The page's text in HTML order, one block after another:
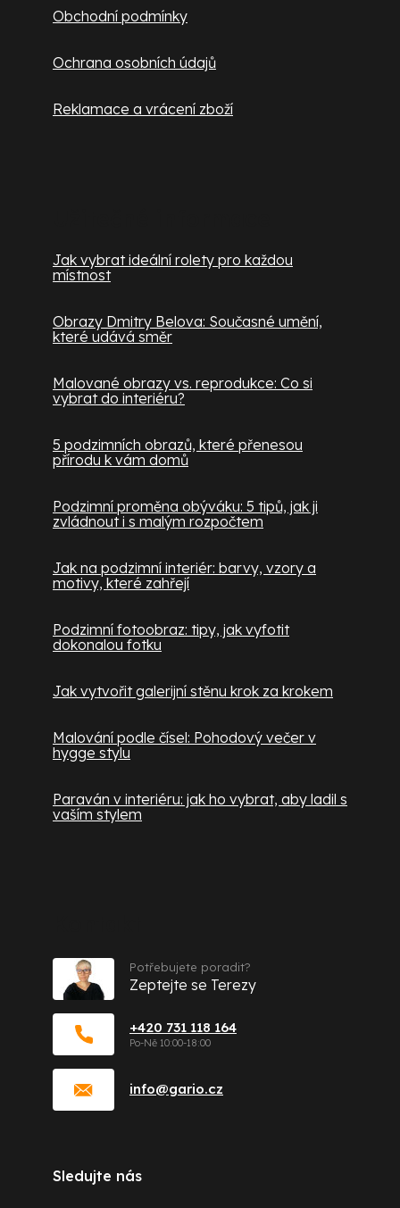
Obchodní podmínky
Ochrana osobních údajů
Reklamace a vrácení zboží
Jak vybrat ideální rolety pro každou
místnost
Obrazy Dmitry Belova: Současné umění,
které udává směr
Malované obrazy vs. reprodukce: Co si
vybrat do interiéru?
5 podzimních obrazů, které přenesou
přírodu k vám domů
Podzimní proměna obýváku: 5 tipů, jak ji
zvládnout i s malým rozpočtem
Jak na podzimní interiér: barvy, vzory a
motivy, které zahřejí
Podzimní fotoobraz: tipy, jak vyfotit
dokonalou fotku
Jak vytvořit galerijní stěnu krok za krokem
Malování podle čísel: Pohodový večer v
hygge stylu
Paraván v interiéru: jak ho vybrat, aby ladil s
vaším stylem
info@gario.cz
+420 731 118 164
Potřebujete poradit?
Zeptejte se Terezy
Sledujte nás